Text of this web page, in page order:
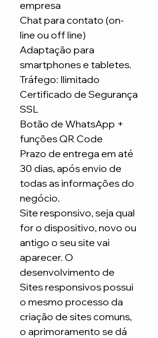
empresa
Chat para contato (on-
line ou off line)
Adaptação para
smartphones e tabletes.
Tráfego: Ilimitado
Certificado de Segurança
SSL
Botão de WhatsApp +
funções QR Code
Prazo de entrega em até
30 dias, após envio de
todas as informações do
negócio.
Site responsivo, seja qual
for o dispositivo, novo ou
antigo o seu site vai
aparecer. O
desenvolvimento de
Sites responsivos possui
o mesmo processo da
criação de sites comuns,
o aprimoramento se dá